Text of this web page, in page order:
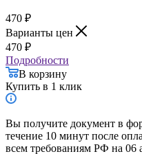
470 ₽
Варианты цен
470 ₽
Подробности
В корзину
Купить в 1 клик
Вы получите документ в
течение 10 минут после
всем требованиям РФ на 06